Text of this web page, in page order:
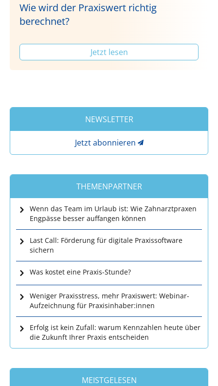
Wie wird der Praxiswert richtig
berechnet?
Jetzt lesen
NEWSLETTER
Jetzt abonnieren
THEMENPARTNER
Wenn das Team im Urlaub ist: Wie Zahnarztpraxen
Engpässe besser auffangen können
Last Call: Förderung für digitale Praxissoftware
sichern
Was kostet eine Praxis-Stunde?
Weniger Praxisstress, mehr Praxiswert: Webinar-
Aufzeichnung für Praxisinhaber:innen
Erfolg ist kein Zufall: warum Kennzahlen heute über
die Zukunft Ihrer Praxis entscheiden
MEISTGELESEN